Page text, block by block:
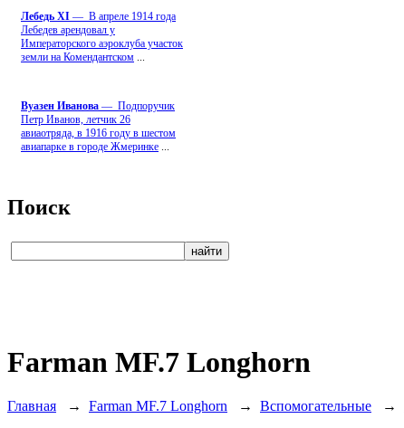
Лебедь ХI — В апреле 1914 года
Лебедев арендовал у
Императорского аэроклуба участок
земли на Комендантском
Вуазен Иванова — Подпоручик
Петр Иванов, летчик 26
авиаотряда, в 1916 году в шестом
авиапарке в городе Жмеринке
Поиск
Farman MF.7 Longhorn
Главная → Farman MF.7 Longhorn → Вспомогательные →